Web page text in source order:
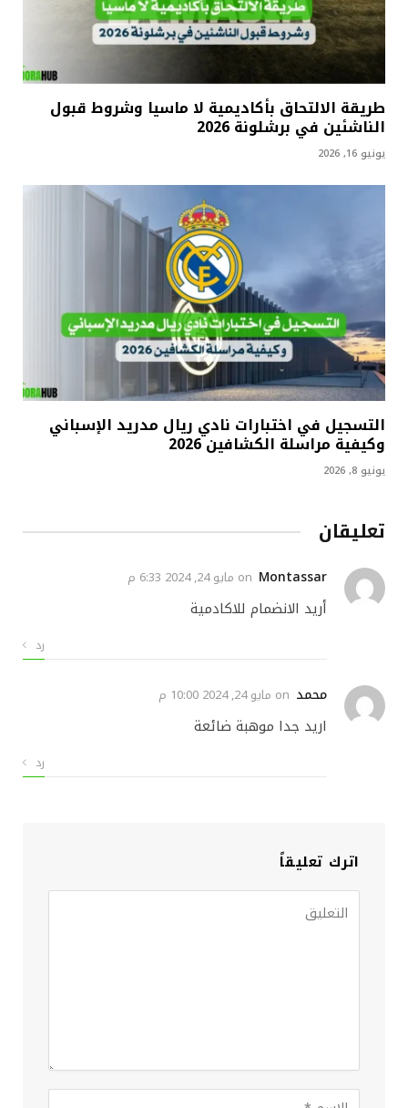
طريقة الالتحاق بأكاديمية لا ماسيا وشروط قبول
الناشئين في برشلونة 2026
يونيو 16, 2026
التسجيل في اختبارات نادي ريال مدريد الإسباني
وكيفية مراسلة الكشافين 2026
يونيو 8, 2026
تعليقان
Montassar مايو 24, 2024 6:33 م
أريد الانضمام للاكادمية
رد
محمد مايو 24, 2024 10:00 م
اريد جدا موهبة ضائعة
رد
اترك تعليقاً